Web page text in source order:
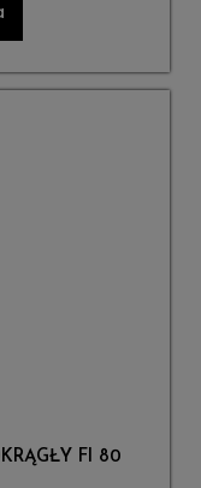
FI 80